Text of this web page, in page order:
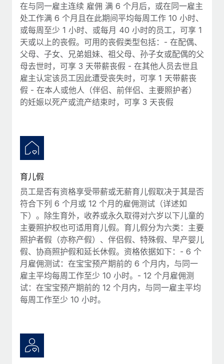
在与同一雇主连续 雇佣 满 6 个月后，或在同一雇主
处工作满 6 个月且在此期间平均每周工作 10 小时、
或每周至少 1 小时、或每月 40 小时的员工，可享 1
天或以上的丧假。可用的丧假类型包括：- 在配偶、
父母、子女、兄弟姐妹、祖父母、孙子女或配偶的父
母去世时，可享 3 天带薪丧假 - 在其他人员去世且
雇主认定该员工因此遭受丧失时，可享 1 天带薪丧
假 - 在本人或他人（伴侣、前伴侣、主要照护者）
的妊娠以死产或流产结束时，可享 3 天丧假
育儿假
员工是否有资格享受带薪或无薪育儿假取决于其是否
符合下列 6 个月或 12 个月的雇佣测试（详述如
下）。除生育外，收养或永久取得对六岁以下儿童的
主要照护权也可适用育儿假。育儿假分为六类：主要
照护者假（亦称产假）、伴侣假、特殊假、早产婴儿
假、协商照护假和延长休假。资格依据如下：- 6 个
月雇佣测试：在宝宝预产期前的 6 个月内，与同一
雇主平均每周工作至少 10 小时。- 12 个月雇佣测
试：在宝宝预产期前的 12 个月内，与同一雇主平均
每周工作至少 10 小时。